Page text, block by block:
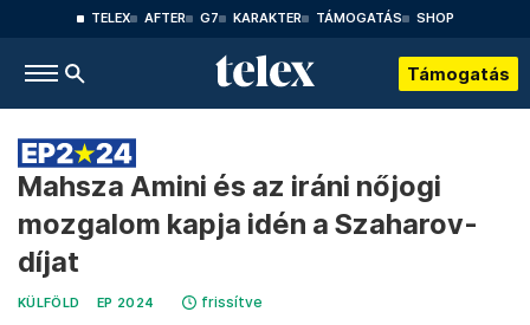
TELEX AFTER G7 KARAKTER TÁMOGATÁS SHOP
Támogatás
Mahsza Amini és az iráni nőjogi
mozgalom kapja idén a Szaharov-
díjat
KÜLFÖLD EP 2024 frissítve